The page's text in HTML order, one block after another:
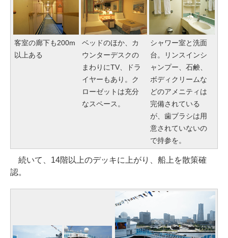
客室の廊下も200m
以上ある
ベッドのほか、カ
ウンターデスクの
まわりにTV、ドラ
イヤーもあり。ク
ローゼットは充分
なスペース。
シャワー室と洗面
台。リンスインシ
ャンプー、石鹸、
ボディクリームな
どのアメニティは
完備されている
が、歯ブラシは用
意されていないの
で持参を。
続いて、14階以上のデッキに上がり、船上を散策確
認。